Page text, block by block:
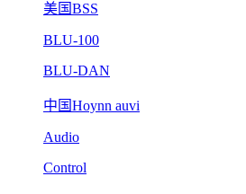
美国BSS
BLU-100
BLU-DAN
中国Hoynn auvi
Audio
Control